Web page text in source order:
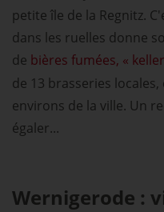
petite île de la Regnitz.
dans les ruelles donne
de bières fumées, «
de 13 brasseries
environs de la ville. Un
égaler...
Wernigerode :